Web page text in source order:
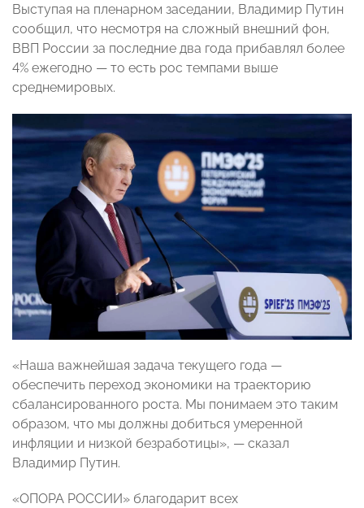
Выступая на пленарном заседании, Владимир Путин
сообщил, что несмотря на сложный внешний фон,
ВВП России за последние два года прибавлял более
4% ежегодно — то есть рос темпами выше
среднемировых.
«Наша важнейшая задача текущего года —
обеспечить переход экономики на траекторию
сбалансированного роста. Мы понимаем это таким
образом, что мы должны добиться умеренной
инфляции и низкой безработицы», — сказал
Владимир Путин.
«ОПОРА РОССИИ» благодарит всех